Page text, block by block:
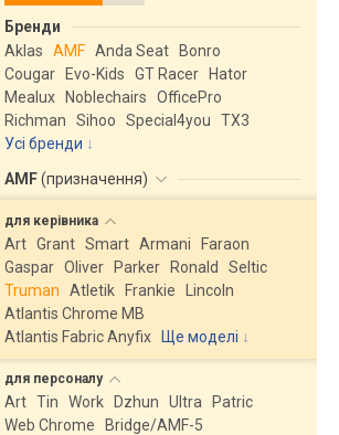
Бренди
Aklas
AMF Anda Seat
Bonro
Cougar
Evo-Kids GT Racer
Hator
Mealux
Noblechairs
OfficePro
Richman
Sihoo Special4you
ТX3
Усі бренди
AMF(призначення)
для керівника
Art Grant Smart Armani
Faraon
Gaspar Oliver Parker Ronald
Seltic
Truman
Atletik Frankie
Lincoln
Atlantis Chrome MB
Atlantis Fabric Anyfix
Ще моделі ↓
для персоналу
Art Tin Work Dzhun Ultra
Patric
Web Chrome
Bridge/AMF-5